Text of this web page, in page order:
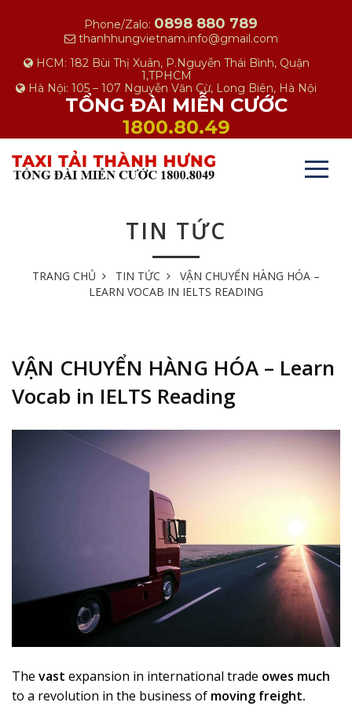
Phone/Zalo: 0898 880 789
thanhhungvietnam.info@gmail.com
HCM: 182 Bùi Thị Xuân, P.Nguyễn Thái Bình, Quận
1,TPHCM
Hà Nội: 105 – 107 Nguyễn Văn Cừ, Long Biên, Hà Nội
TỔNG ĐÀI MIỄN CƯỚC
1800.80.49
TIN TỨC
TRANG CHỦ TIN TỨC
VẬN CHUYỂN HÀNG HÓA –
LEARN VOCAB IN IELTS READING
VẬN CHUYỂN HÀNG HÓA – Learn
Vocab in IELTS Reading
The vast expansion in international trade owes much
to a revolution in the business of moving freight.